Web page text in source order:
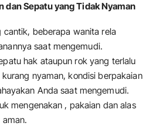
dan Sepatu yang Tidak Nyaman
cantik, beberapa wanita rela
saat mengemudi.
hak ataupun rok yang terlalu
nyaman, kondisi berpakaian
Anda saat mengemudi.
mengenakan , pakaian dan alas